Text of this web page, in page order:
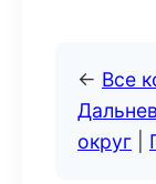
← Все
округ